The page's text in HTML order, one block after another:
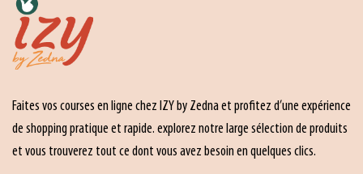
Faites vos courses en ligne chez IZY by Zedna et profitez d’une expérience
de shopping pratique et rapide. explorez notre large sélection de produits
et vous trouverez tout ce dont vous avez besoin en quelques clics.